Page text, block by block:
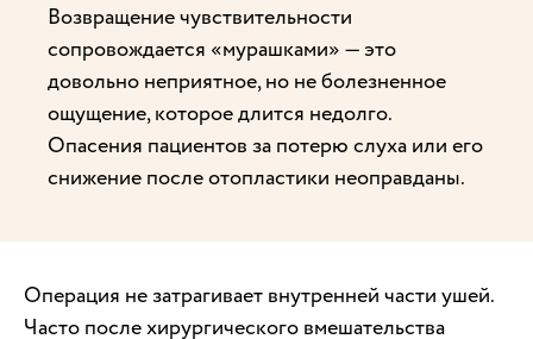
Возвращение чувствительности
сопровождается «мурашками» — это
довольно неприятное, но не болезненное
ощущение, которое длится недолго.
Опасения пациентов за потерю слуха или его
снижение после отопластики неоправданы.
Операция не затрагивает внутренней части ушей.
Часто после хирургического вмешательства